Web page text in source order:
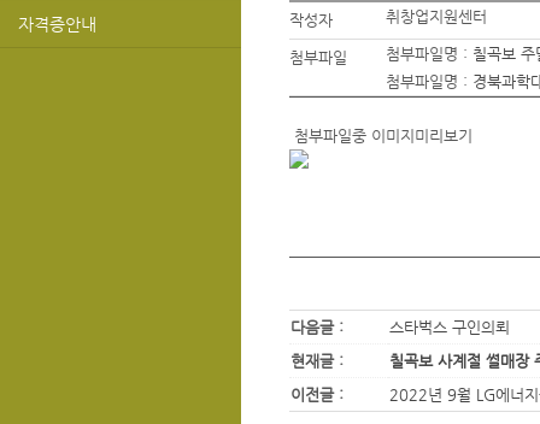
자격증안내 작성자 취창업지원센터
첨부파일 첨부파일명 : 칠곡보
첨부파일명 : 경북과학
첨부파일중 이미지미리보기
다음글 :
스타벅스 구인의뢰
현재글 :
칠곡보 사계절 썰매장
이전글 :
2022년 9월 LG에너